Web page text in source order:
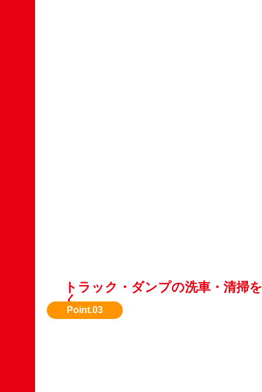
トラック・ダンプの洗車・清掃
く